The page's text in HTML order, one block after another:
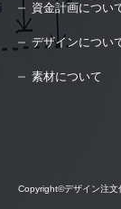
資金計画につい
デザインについ
素材について
Copyright©デザイン注